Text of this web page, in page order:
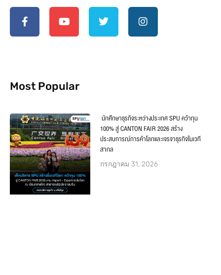
Most Popular
นักศึกษาธุรกิจระหว่างประเทศ SPU คว้าทุน
100% สู่ CANTON FAIR 2026 สร้าง
ประสบการณ์การค้าโลกและเจรจาธุรกิจในเวที
สากล
กรกฎาคม 31, 2026